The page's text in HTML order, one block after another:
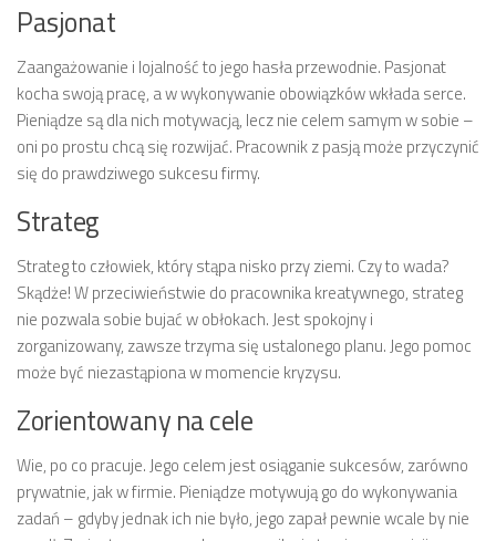
Pasjonat
Zaangażowanie i lojalność to jego hasła przewodnie. Pasjonat
kocha swoją pracę, a w wykonywanie obowiązków wkłada serce.
Pieniądze są dla nich motywacją, lecz nie celem samym w sobie –
oni po prostu chcą się rozwijać. Pracownik z pasją może przyczynić
się do prawdziwego sukcesu firmy.
Strateg
Strateg to człowiek, który stąpa nisko przy ziemi. Czy to wada?
Skądże! W przeciwieństwie do pracownika kreatywnego, strateg
nie pozwala sobie bujać w obłokach. Jest spokojny i
zorganizowany, zawsze trzyma się ustalonego planu. Jego pomoc
może być niezastąpiona w momencie kryzysu.
Zorientowany na cele
Wie, po co pracuje. Jego celem jest osiąganie sukcesów, zarówno
prywatnie, jak w firmie. Pieniądze motywują go do wykonywania
zadań – gdyby jednak ich nie było, jego zapał pewnie wcale by nie